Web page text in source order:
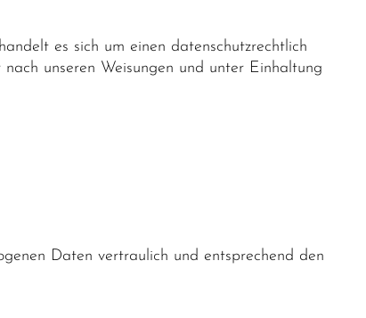
es sich um einen datenschutzrechtlich
unseren Weisungen und unter Einhaltung
Daten vertraulich und entsprechend den